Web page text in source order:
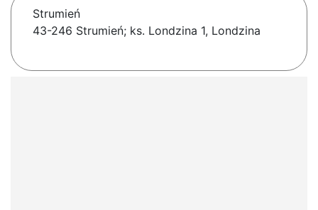
Strumień
43-246 Strumień; ks. Londzina 1, Londzina